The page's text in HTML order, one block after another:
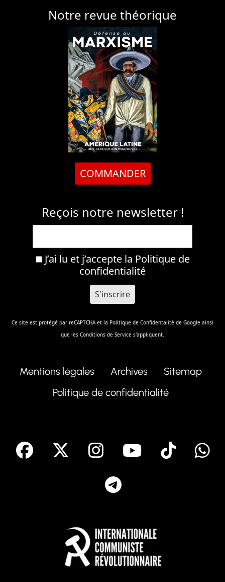
Notre revue théorique
COMMANDER
Reçois notre newsletter !
J’ai lu et j’accepte la Politique de
confidentialité
Ce site est protégé par reCAPTCHA et la Politique de Confidentalité de Google ainsi
que les Conditions de Service s'appliquent.
Mentions légales Archives
Sitemap
Politique de confidentialité
facebook Instagram
Youtube
Tik